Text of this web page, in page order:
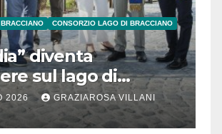
BRACCIANO
CONSORZIO LAGO DI BRACCIANO
diventa
sul lago di
ieri
2026 GRAZIAROSA VILLANI